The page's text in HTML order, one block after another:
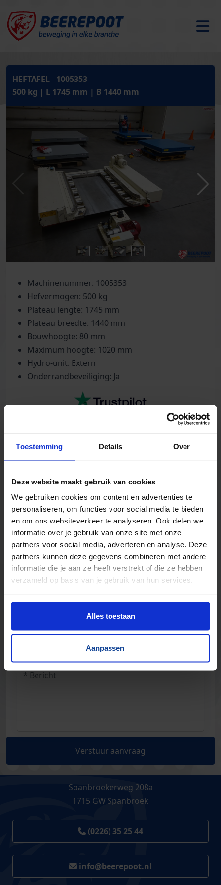
Toestemming Details Over
Deze website maakt gebruik van cookies
We gebruiken cookies om content en advertenties te
personaliseren, om functies voor social media te bieden
en om ons websiteverkeer te analyseren. Ook delen we
informatie over je gebruik van onze site met onze
partners voor social media, adverteren en analyse. Deze
partners kunnen deze gegevens combineren met andere
informatie die je aan ze heeft verstrekt of die ze hebben
verzameld op basis van je gebruik van hun services.
Alles toestaan
Aanpassen
HEFTAFEL - 1005353
500 kg | L 1745 mm | B 1440 mm
Machinenummer: 1005353
Hefvermogen: 500 kg
Plateau lengte: 1745 mm
Plateau breedte: 1440 mm
Bouwhoogte: 80 mm
Maximum hoogte: 1020 mm
Hydro-unit: Extern
Onderrandbeveiliging: Ja
Ruim 700 gebruikte heftafels in voorraad
Ook laagbouw & dubbelscharend
Standaard voorzien van handbediening
Slangbreukeveiliging, noodstop &
werkvergrendeling
Verstuur aanvraag
Spanbroekerweg 208a
1715 GW Spanbroek
(0226) 35 25 44
info@beerepoot.nl